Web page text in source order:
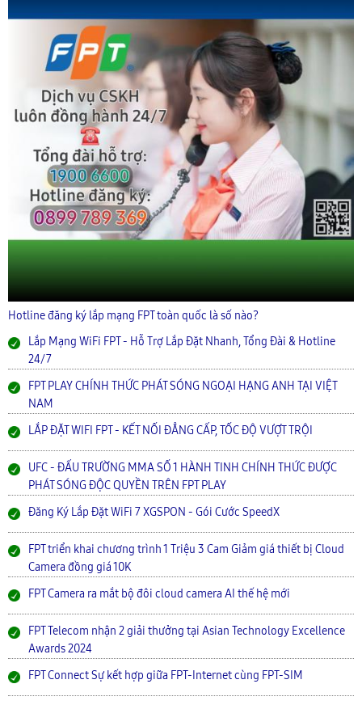
Hotline đăng ký lắp mạng FPT toàn quốc là số nào?
Lắp Mạng WiFi FPT - Hỗ Trợ Lắp Đặt Nhanh, Tổng Đài & Hotline
24/7
FPT PLAY CHÍNH THỨC PHÁT SÓNG NGOẠI HẠNG ANH TẠI VIỆT
NAM
LẮP ĐẶT WIFI FPT - KẾT NỐI ĐẲNG CẤP, TỐC ĐỘ VƯỢT TRỘI
UFC - ĐẤU TRƯỜNG MMA SỐ 1 HÀNH TINH CHÍNH THỨC ĐƯỢC
PHÁT SÓNG ĐỘC QUYỀN TRÊN FPT PLAY
Đăng Ký Lắp Đặt WiFi 7 XGSPON - Gói Cước SpeedX
FPT triển khai chương trình 1 Triệu 3 Cam Giảm giá thiết bị Cloud
Camera đồng giá 10K
FPT Camera ra mắt bộ đôi cloud camera AI thế hệ mới
FPT Telecom nhận 2 giải thưởng tại Asian Technology Excellence
Awards 2024
FPT Connect Sự kết hợp giữa FPT-Internet cùng FPT-SIM